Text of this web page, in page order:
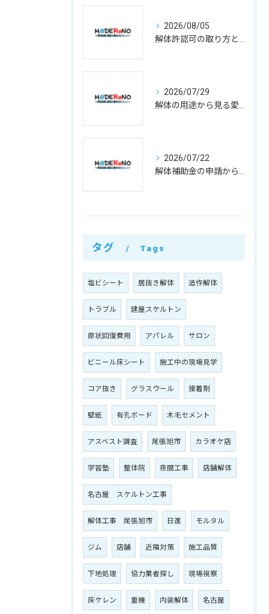
2026/08/05
2026/07/29
2026/07/22
タグ Tags
塩ビシート 居抜き解体 造作解体
トラブル 建屋スケルトン
原状回復費用 アパレル サロン
ビニール床シート 施工中の現場見学
コア抜き グラスウール 接着剤
壁紙 有孔ボード 木毛セメント
アスベスト調査 尾張旭市 カラオケ店
学習塾 整体院 夜間工事 店舗解体
名古屋 スケルトン工事
解体工事 尾張旭市 日進 モルタル
ジム 店舗 近隣対策 施工品質
下地処理 協力業者探し 現場視察
床ケレン 重機 内装解体 名古屋